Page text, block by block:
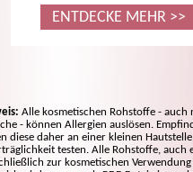
ENTDECKE MEHR >>
Alle kosmetischen Rohstoffe - auch
- können Allergien auslösen.
diese daher an einer kleinen
testen. Alle Rohstoffe, auch
zur kosmetischen